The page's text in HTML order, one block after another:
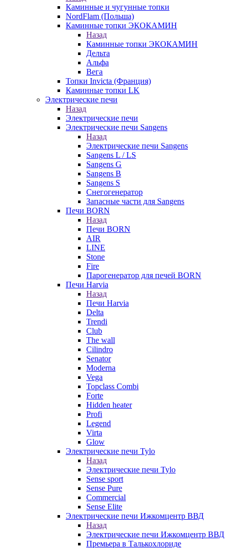
Каминные и чугунные топки
NordFlam (Польша)
Каминные топки ЭКОКАМИН
Назад
Каминные топки ЭКОКАМИН
Дельта
Альфа
Вега
Топки Invicta (Франция)
Каминные топки LK
Электрические печи
Назад
Электрические печи
Электрические печи Sangens
Назад
Электрические печи Sangens
Sangens L / LS
Sangens G
Sangens B
Sangens S
Снегогенератор
Запасные части для Sangens
Печи BORN
Назад
Печи BORN
AIR
LINE
Stone
Fire
Парогенератор для печей BORN
Печи Harvia
Назад
Печи Harvia
Delta
Trendi
Club
The wall
Cilindro
Senator
Moderna
Vega
Topclass Combi
Forte
Hidden heater
Profi
Legend
Virta
Glow
Электрические печи Tylo
Назад
Электрические печи Tylo
Sense sport
Sense Pure
Commercial
Sense Elite
Электрические печи Ижкомцентр ВВД
Назад
Электрические печи Ижкомцентр ВВД
Премьера в Талькохлориде